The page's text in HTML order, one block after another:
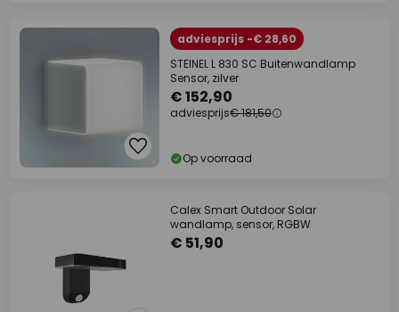
adviesprijs -€ 28,60
STEINEL L 830 SC Buitenwandlamp
Sensor, zilver
€ 152,90
adviesprijs€ 181,50
Op voorraad
Calex Smart Outdoor Solar
wandlamp, sensor, RGBW
€ 51,90